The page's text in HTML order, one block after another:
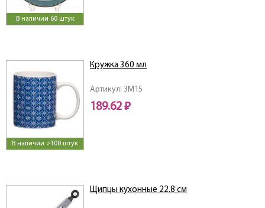
В наличии 60 штук
В наличии >100 штук
Артикул: 3M15
Кружка 360 мл
189.62 ₽
Щипцы кухонные 22.8 см